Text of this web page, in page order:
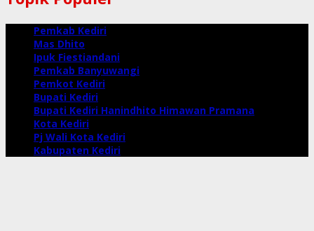
Pemkab Kediri
Mas Dhito
Ipuk Fiestiandani
Pemkab Banyuwangi
Pemkot Kediri
Bupati Kediri
Bupati Kediri Hanindhito Himawan Pramana
Kota Kediri
Pj Wali Kota Kediri
Kabupaten Kediri